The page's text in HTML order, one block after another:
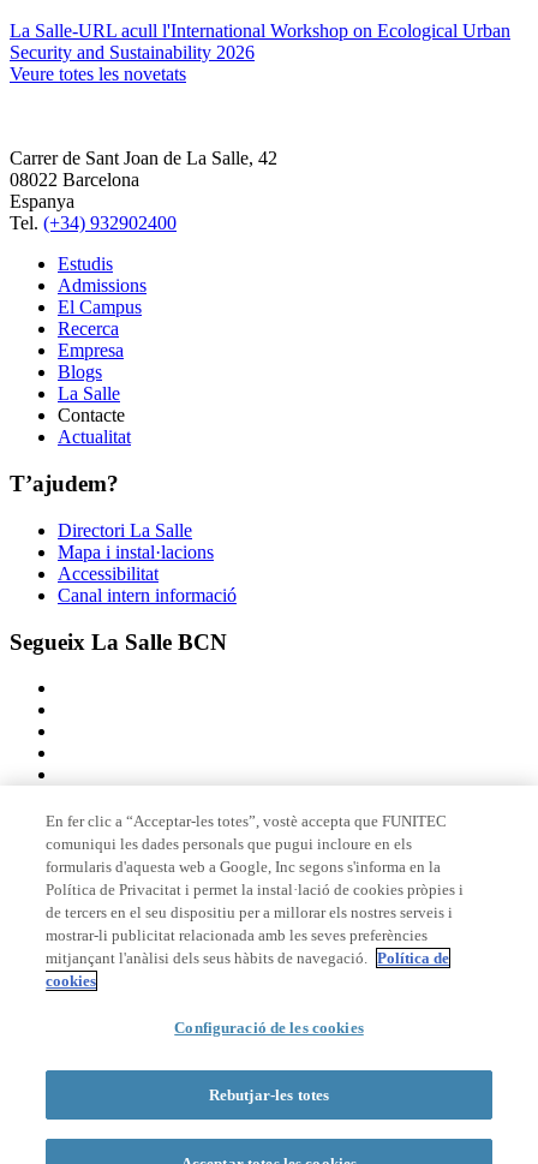
La Salle-URL acull l'International Workshop on Ecological Urban
Security and Sustainability 2026
Veure totes les novetats
Carrer de Sant Joan de La Salle, 42
08022 Barcelona
Espanya
Tel. (+34) 932902400
Estudis
Admissions
El Campus
Recerca
Empresa
Blogs
La Salle
Contacte
Actualitat
T’ajudem?
Directori La Salle
Mapa i instal·lacions
Accessibilitat
Canal intern informació
Segueix La Salle BCN
Membre de
Acreditacions
© 2026 La Salle Campus Barcelona - URL |Avís legal
Formulari de cerca
En fer clic a “Acceptar-les totes”, vostè accepta que FUNITEC
comuniqui les dades personals que pugui incloure en els
formularis d'aquesta web a Google, Inc segons s'informa en la
Política de Privacitat i permet la instal·lació de cookies pròpies i
de tercers en el seu dispositiu per a millorar els nostres serveis i
mostrar-li publicitat relacionada amb les seves preferències
mitjançant l'anàlisi dels seus hàbits de navegació. Política de
cookies
Configuració de les cookies
Rebutjar-les totes